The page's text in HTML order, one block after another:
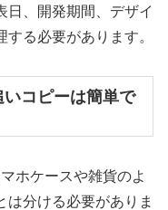
日、開発期間、デザイ
る必要があります。
コピーは簡単で
ホケースや雑貨のよ
は分ける必要がありま